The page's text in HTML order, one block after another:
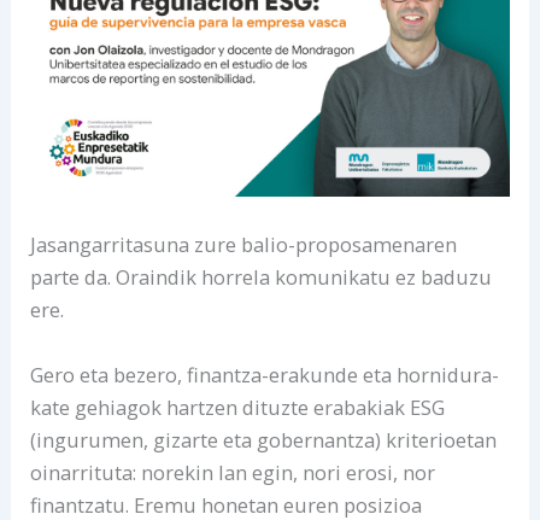
Jasangarritasuna zure balio-proposamenaren
parte da. Oraindik horrela komunikatu ez baduzu
ere.
Gero eta bezero, finantza-erakunde eta hornidura-
kate gehiagok hartzen dituzte erabakiak ESG
(ingurumen, gizarte eta gobernantza) kriterioetan
oinarrituta: norekin lan egin, nori erosi, nor
finantzatu. Eremu honetan euren posizioa